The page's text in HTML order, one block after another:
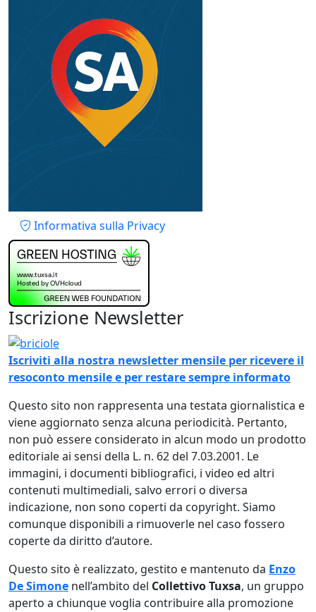
Piè di pagina
Informativa sulla Privacy
Iscrizione Newsletter
Immagine
Iscriviti alla nostra newsletter mensile per ricevere il
resoconto mensile e per restare sempre informato
Questo sito non rappresenta una testata giornalistica e
viene aggiornato senza alcuna periodicità. Pertanto,
non può essere considerato in alcun modo un prodotto
editoriale ai sensi della L. n. 62 del 7.03.2001. Le
immagini, i documenti bibliografici, i video ed altri
contenuti multimediali, salvo errori o diversa
indicazione, non sono coperti da copyright. Siamo
comunque disponibili a rimuoverle nel caso fossero
coperte da diritto d’autore.
Questo sito è realizzato, gestito e mantenuto da Enzo
De Simone nell’ambito del Collettivo Tuxsa, un gruppo
aperto a chiunque voglia contribuire alla promozione